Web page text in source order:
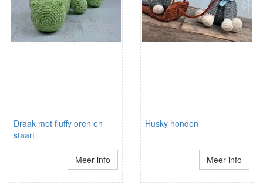
Draak met fluffy oren en
staart
Meer info
Husky honden
Meer info